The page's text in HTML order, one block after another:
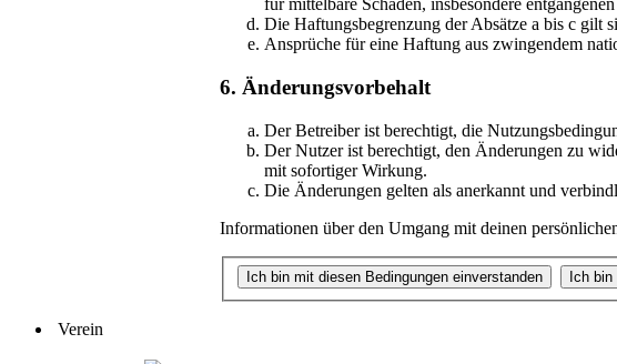
für mittelbare Schäden, insbesondere
Die Haftungsbegrenzung der Absätze a bis c gilt
Ansprüche für eine Haftung aus zwingendem
6. Änderungsvorbehalt
Der Betreiber ist berechtigt, die
Der Nutzer ist berechtigt, den Änderungen zu
mit sofortiger Wirkung.
Die Änderungen gelten als anerkannt und
Informationen über den Umgang mit deinen
Verein